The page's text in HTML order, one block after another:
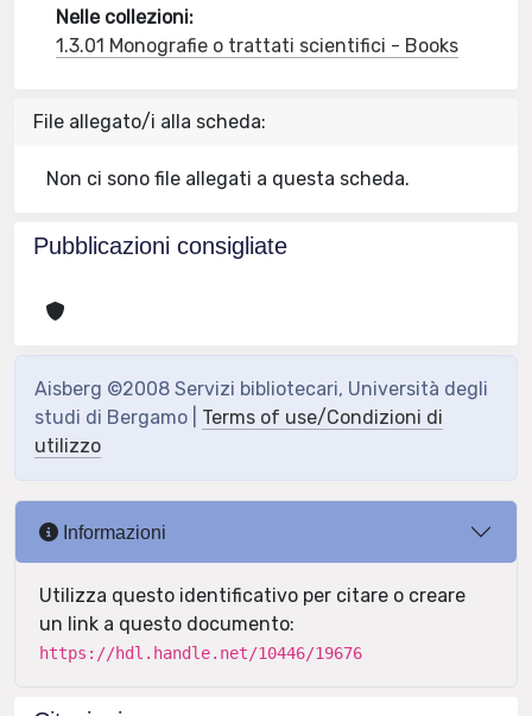
Nelle collezioni:
1.3.01 Monografie o trattati scientifici - Books
File allegato/i alla scheda:
Non ci sono file allegati a questa scheda.
Pubblicazioni consigliate
Aisberg ©2008 Servizi bibliotecari, Università degli
studi di Bergamo | Terms of use/Condizioni di
utilizzo
Informazioni
Utilizza questo identificativo per citare o creare
un link a questo documento:
https://hdl.handle.net/10446/19676